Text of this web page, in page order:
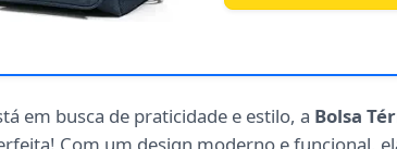
em busca de praticidade e estilo, a Bolsa